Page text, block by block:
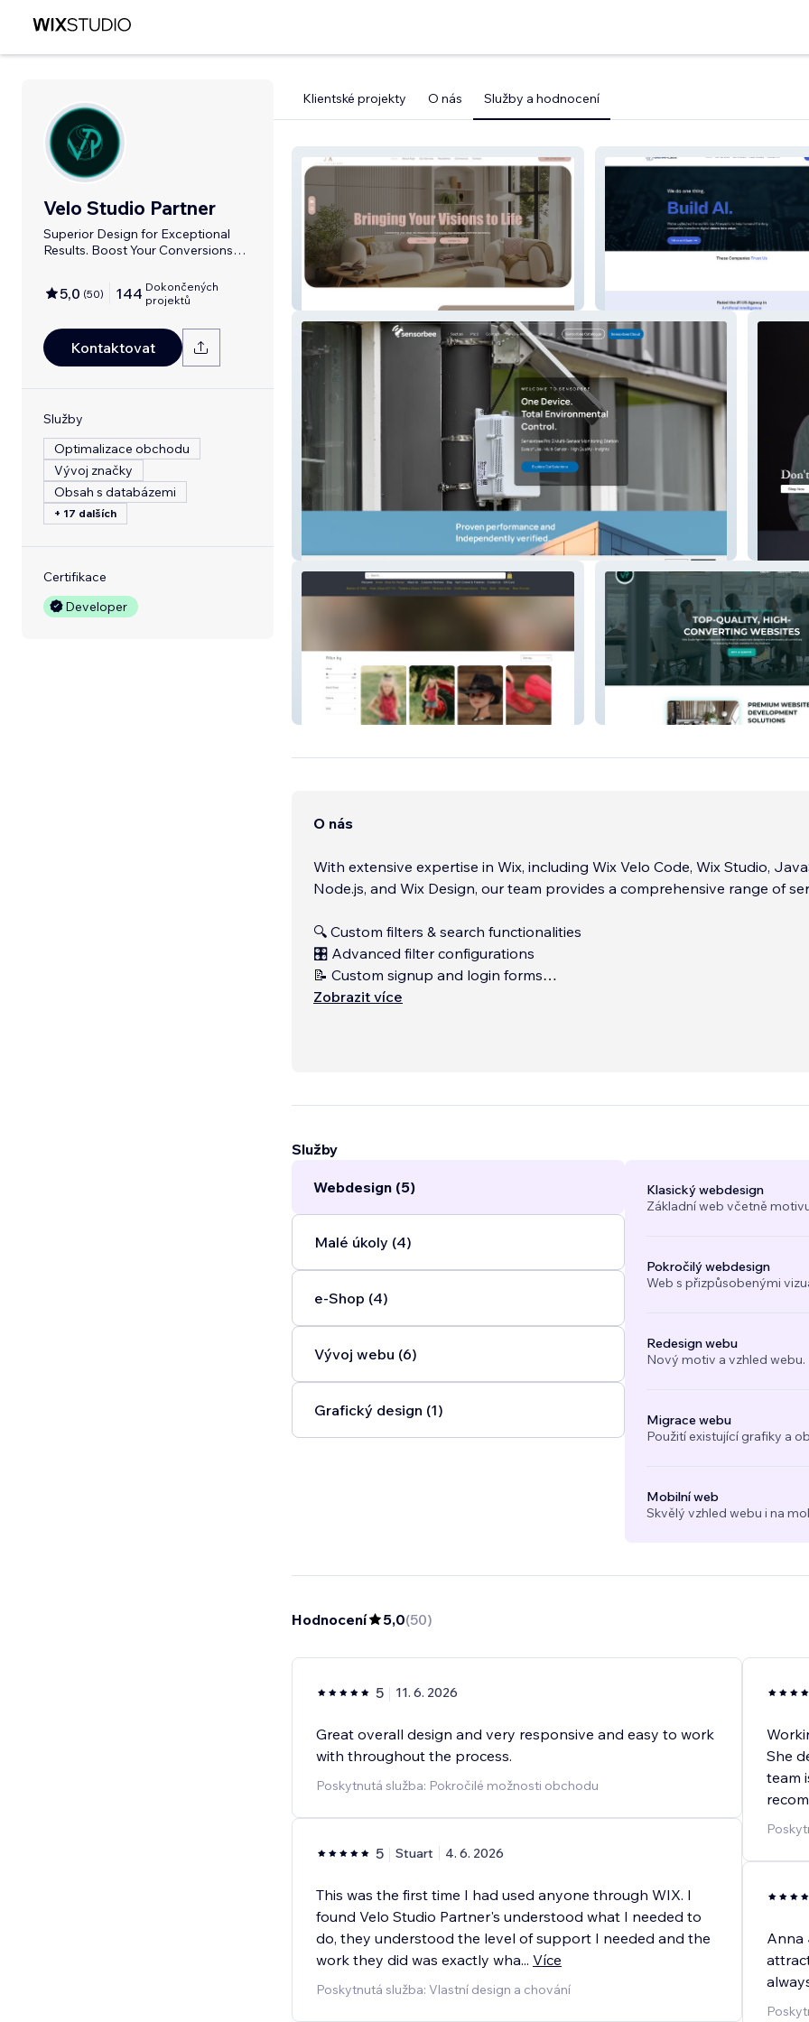
Velo Studio Partner
Superior Design for Exceptional
Results. Boost Your Conversions
5,0 (50) 144 Dokončených
projektů
Kontaktovat
Služby
Optimalizace obchodu
Vývoj značky
Obsah s databázemi
+ 17 dalších
Certifikace
Developer
Klientské projekty O nás Služby a hodnocení
Western Kids Emp Velo Studio Partner
O nás
With extensive expertise in Wix, including Wix Velo Code, Wix Studio,
Node.js, and Wix Design, our team provides a comprehensive range of
🔍 Custom filters & search functionalities
🎛️ Advanced filter configurations
📝 Custom signup and login forms
💳 Payment gateway integration
Zobrazit více
Služby
Webdesign (5)
Malé úkoly (4)
e‑Shop (4)
Vývoj webu (6)
Grafický design (1)
Klasický webdesign
Základní web včetně
Pokročilý webdesign
Web s přizpůsobenými
Redesign webu
Nový motiv a vzhled webu.
Migrace webu
Použití existující grafiky a
Mobilní web
Skvělý vzhled webu i na
Hodnocení 5,0(50)
5 11. 6. 2026
Great overall design and very responsive and easy to work
with throughout the process.
Poskytnutá služba: Pokročilé možnosti obchodu
5 Stuart 4. 6. 2026
This was the first time I had used anyone through WIX. I
found Velo Studio Partner's understood what I needed to
do, they understood the level of support I needed and the
work they did was exactly wha... Více
Poskytnutá služba: Vlastní design a chování
She
team
Anna